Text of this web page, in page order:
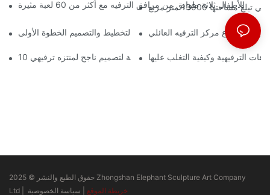
13000 متر مربع
بدء مشروع مركز الترفيه العائلي
10 مبادئ أساسية لتصميم ناجح لمنتزه ترفيهيالترفيهية وكيفية التغلب عليها
حقوق الطبع والنشر © 2025 Zhongshan Elephant Sculpture Art Company
Ltd |
خريطة الموقع سياسة الخصوصية